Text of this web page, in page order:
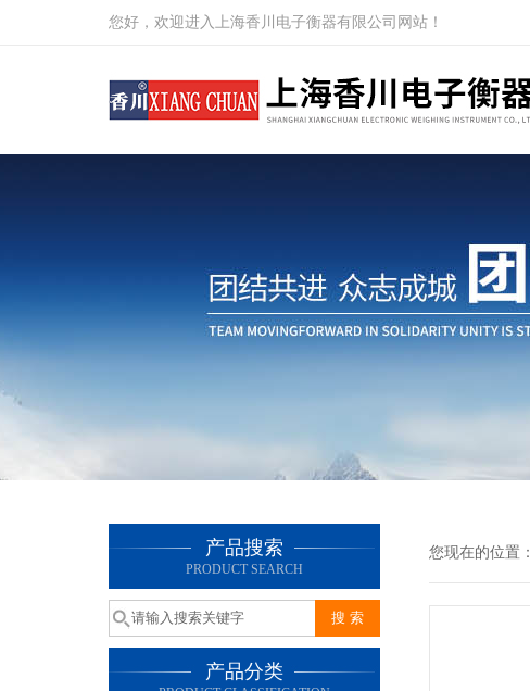
您好，欢迎进入上海香川电子衡器有限公司网站！
产品搜索
PRODUCT SEARCH
产品分类
您现在的位置：